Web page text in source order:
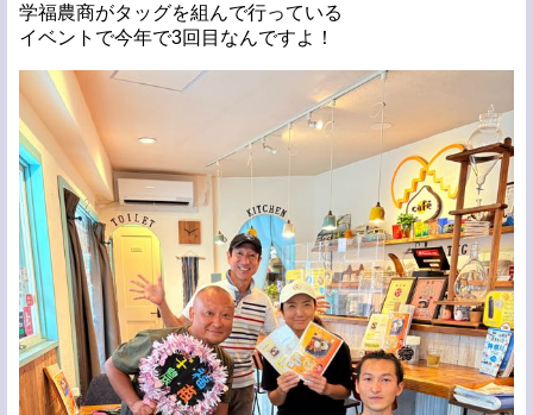
学福農商がタッグを組んで行っている
イベントで今年で3回目なんですよ！